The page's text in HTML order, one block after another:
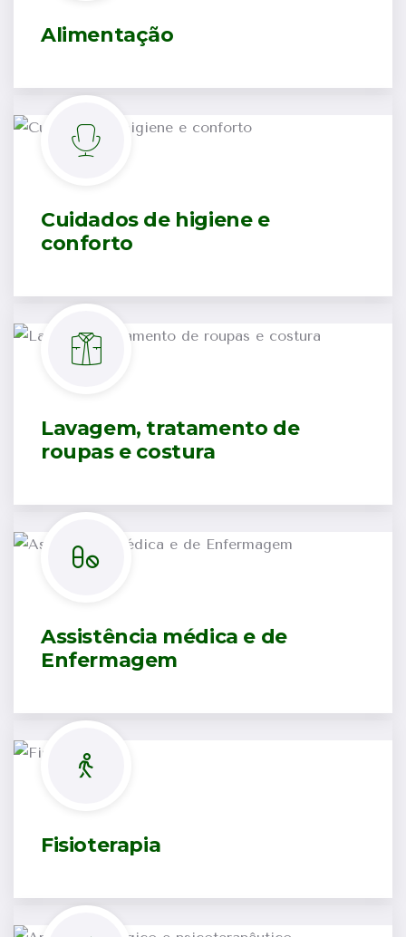
Alimentação
Cuidados de higiene e
conforto
Lavagem, tratamento de
roupas e costura
Assistência médica e de
Enfermagem
Fisioterapia